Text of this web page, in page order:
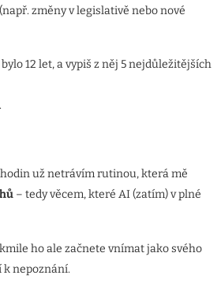
změny v legislativě nebo nové
12 let, a vypiš z něj 5 nejdůležitějších
.
už netrávím rutinou, která mě
– tedy věcem, které AI (zatím) v plné
ho ale začnete vnímat jako svého
k nepoznání.